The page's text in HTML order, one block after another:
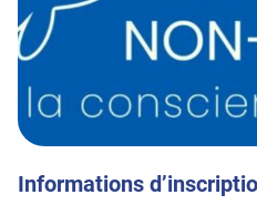
Informations